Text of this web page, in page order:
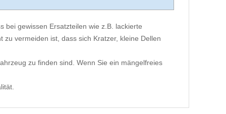
bei gewissen Ersatzteilen wie z.B. lackierte
vermeiden ist, dass sich Kratzer, kleine Dellen
zu finden sind. Wenn Sie ein mängelfreies